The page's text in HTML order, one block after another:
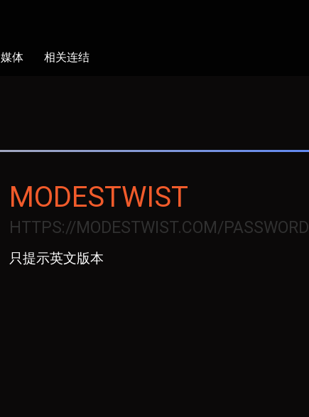
媒体 相关连结
MODESTWIST
HTTPS://MODESTWIST.COM/PASSWORD
只提示英文版本